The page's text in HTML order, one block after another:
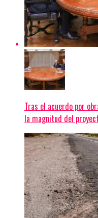
Tras el acuerdo por
la magnitud del